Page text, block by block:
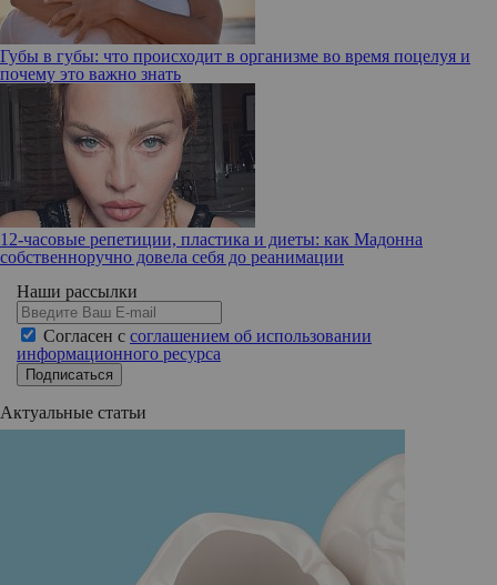
Губы в губы: что происходит в организме во время поцелуя и
почему это важно знать
12-часовые репетиции, пластика и диеты: как Мадонна
собственноручно довела себя до реанимации
Наши рассылки
Согласен с соглашением об использовании
информационного ресурса
Подписаться
Актуальные статьи